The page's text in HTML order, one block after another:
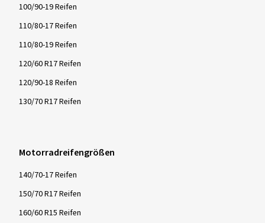
100/90-19 Reifen
110/80-17 Reifen
110/80-19 Reifen
120/60 R17 Reifen
120/90-18 Reifen
130/70 R17 Reifen
Motorradreifengrößen
140/70-17 Reifen
150/70 R17 Reifen
160/60 R15 Reifen